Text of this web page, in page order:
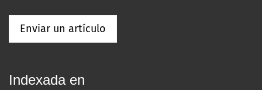
Enviar un artículo
Indexada en